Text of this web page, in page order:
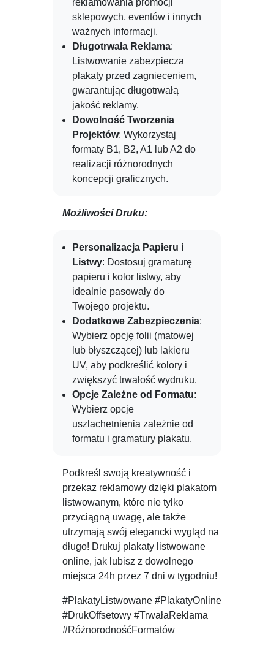
reklamowania promocji
sklepowych, eventów i innych
ważnych informacji.
Długotrwała Reklama:
Listwowanie zabezpiecza
plakaty przed zagnieceniem,
gwarantując długotrwałą
jakość reklamy.
Dowolność Tworzenia
Projektów: Wykorzystaj
formaty B1, B2, A1 lub A2 do
realizacji różnorodnych
koncepcji graficznych.
Możliwości Druku:
Personalizacja Papieru i
Listwy: Dostosuj gramaturę
papieru i kolor listwy, aby
idealnie pasowały do
Twojego projektu.
Dodatkowe Zabezpieczenia:
Wybierz opcję folii (matowej
lub błyszczącej) lub lakieru
UV, aby podkreślić kolory i
zwiększyć trwałość wydruku.
Opcje Zależne od Formatu:
Wybierz opcje
uszlachetnienia zależnie od
formatu i gramatury plakatu.
Podkreśl swoją kreatywność i
przekaz reklamowy dzięki plakatom
listwowanym, które nie tylko
przyciągną uwagę, ale także
utrzymają swój elegancki wygląd na
długo! Drukuj plakaty listwowane
online, jak lubisz z dowolnego
miejsca 24h przez 7 dni w tygodniu!
#PlakatyListwowane #PlakatyOnline
#DrukOffsetowy #TrwałaReklama
#RóżnorodnośćFormatów